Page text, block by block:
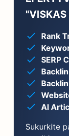
"VISKAS
Rank
SERP
AI
Sukurkite